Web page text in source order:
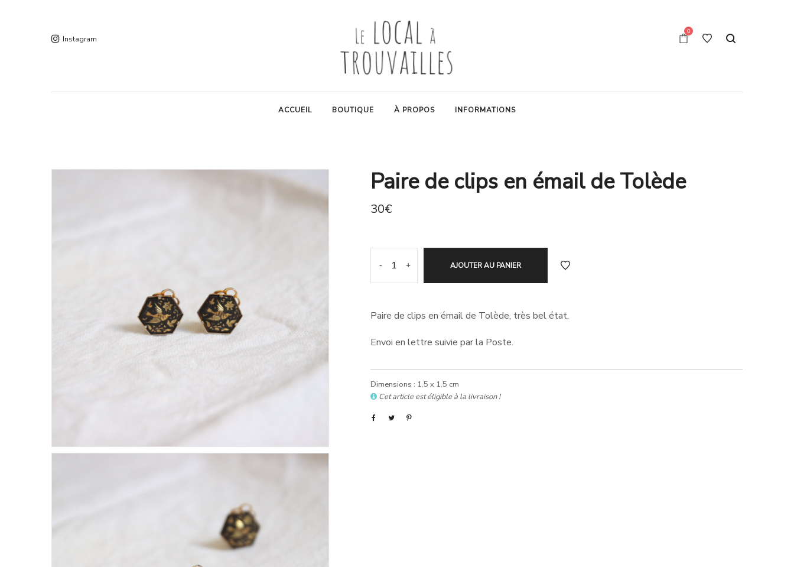
Instagram
0
ACCUEIL BOUTIQUE À PROPOS INFORMATIONS
Paire de clips en émail de Tolède
30€
- + AJOUTER AU PANIER
Paire de clips en émail de Tolède, très bel état.
Envoi en lettre suivie par la Poste.
Dimensions : 1,5 x 1,5 cm
Cet article est éligible à la livraison !